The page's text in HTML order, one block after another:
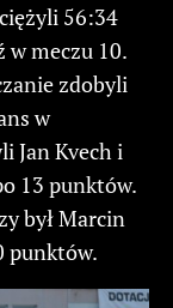
56:34
w meczu 10.
zdobyli
w
Jan Kvech i
13 punktów.
był Marcin
punktów.